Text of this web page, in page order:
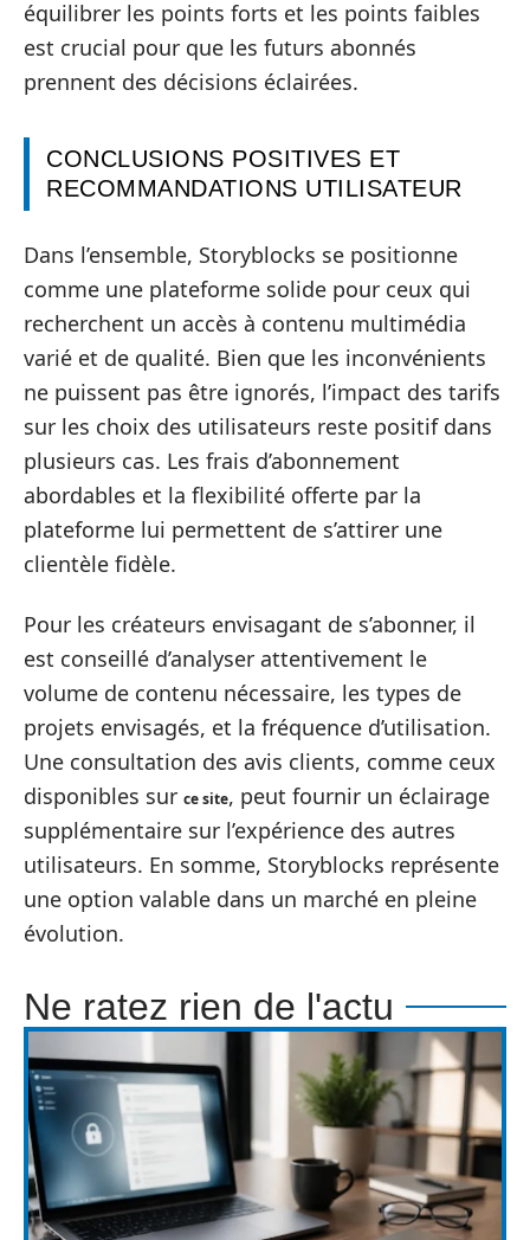
équilibrer les points forts et les points faibles
est crucial pour que les futurs abonnés
prennent des décisions éclairées.
CONCLUSIONS POSITIVES ET
RECOMMANDATIONS UTILISATEUR
Dans l’ensemble, Storyblocks se positionne
comme une plateforme solide pour ceux qui
recherchent un accès à contenu multimédia
varié et de qualité. Bien que les inconvénients
ne puissent pas être ignorés, l’impact des tarifs
sur les choix des utilisateurs reste positif dans
plusieurs cas. Les frais d’abonnement
abordables et la flexibilité offerte par la
plateforme lui permettent de s’attirer une
clientèle fidèle.
Pour les créateurs envisagant de s’abonner, il
est conseillé d’analyser attentivement le
volume de contenu nécessaire, les types de
projets envisagés, et la fréquence d’utilisation.
Une consultation des avis clients, comme ceux
disponibles sur ce site, peut fournir un éclairage
supplémentaire sur l’expérience des autres
utilisateurs. En somme, Storyblocks représente
une option valable dans un marché en pleine
évolution.
Ne ratez rien de l'actu